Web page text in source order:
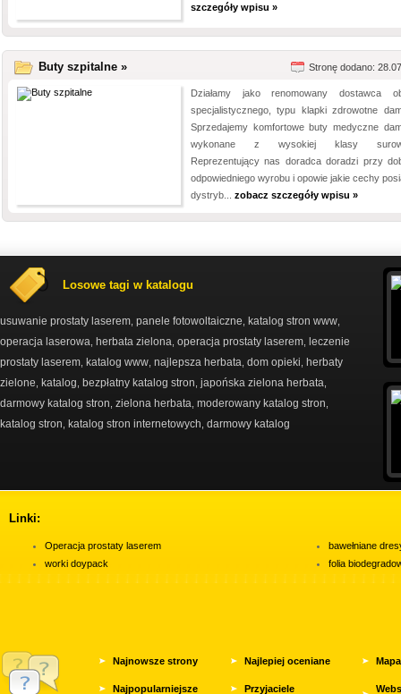
szczegóły wpisu »
Buty szpitalne » Stronę dodano:
Działamy jako renomowany dostawca
specjalistycznego, typu klapki zdrowotne
Sprzedajemy komfortowe buty medyczne
wykonane z wysokiej klasy
Reprezentujący nas doradca doradzi przy
odpowiedniego wyrobu i opowie jakie cechy
dystryb... zobacz szczegóły wpisu »
Losowe tagi w katalogu
usuwanie prostaty laserem panele fotowoltaiczne katalog stron www
operacja laserowa herbata zielona operacja prostaty laserem
leczenie
prostaty laserem katalog www najlepsza herbata dom opieki
herbaty
zielone
katalog bezpłatny katalog stron japońska zielona herbata
darmowy katalog stron zielona herbata moderowany katalog stron
katalog stron katalog stron internetowych darmowy katalog
Linki:
Operacja prostaty laserem
worki doypack
bawełniane
folia
Najnowsze strony Najlepiej oceniane
Najpopularniejsze Przyjaciele